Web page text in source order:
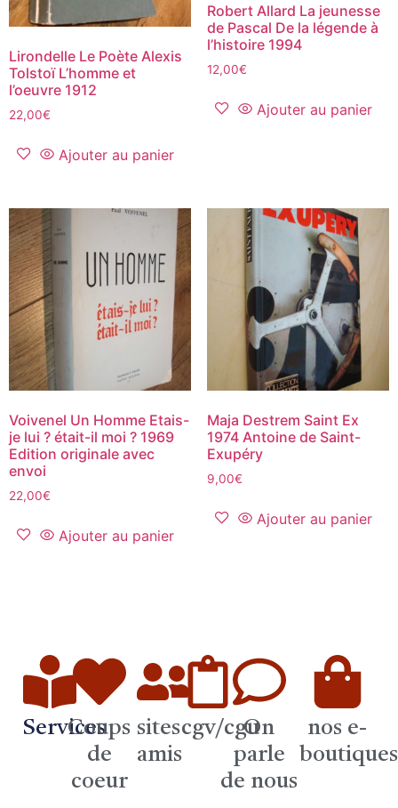
Lirondelle Le Poète Alexis
Tolstoï L’homme et
l’oeuvre 1912
22,00€
Ajouter au panier
Robert Allard La jeunesse
de Pascal De la légende à
l’histoire 1994
12,00€
Ajouter au panier
Voivenel Un Homme Etais-
je lui ? était-il moi ? 1969
Edition originale avec
envoi
22,00€
Ajouter au panier
Maja Destrem Saint Ex
1974 Antoine de Saint-
Exupéry
9,00€
Ajouter au panier
Services
Coups
de
coeur
sites
amis
cgv/cguOn
parle
de nous
nos e-
boutiques